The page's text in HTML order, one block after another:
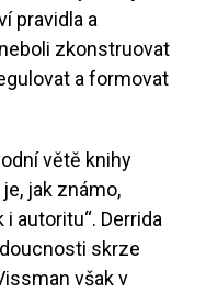
pravidla a
zkonstruovat
a formovat
větě knihy
jak známo,
autoritu“. Derrida
skrze
však v